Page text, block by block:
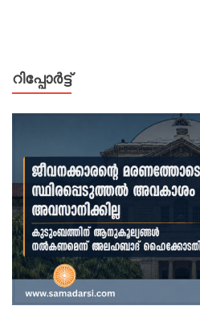
റിപ്പോര്‍ട്ട്